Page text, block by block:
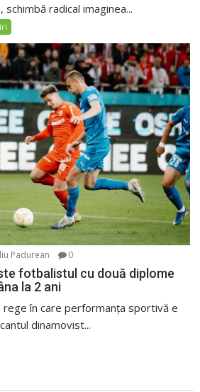
radical imaginea...
Padurean 0
fotbalistul cu două diplome
la 2 ani
în care performanța sportivă e
dinamovist...